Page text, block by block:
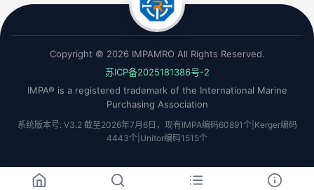
Copyright © 2026 IMPAMRO All Rights Reserved.
苏ICP备2025181386号-2
IMPA® is a registered trademark of the International Marine
Purchasing Association
系统版本号: V3.2 截至2026年7月6日，现有IMPA编码60891个|Kerger编码
4443个|Unitor编码1515个